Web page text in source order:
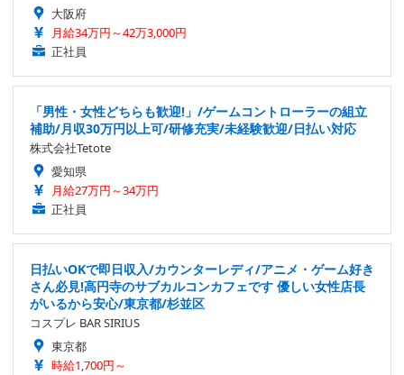
大阪府
月給34万円～42万3,000円
正社員
「男性・女性どちらも歓迎!」/ゲームコントローラーの組立
補助/月収30万円以上可/研修充実/未経験歓迎/日払い対応
株式会社Tetote
愛知県
月給27万円～34万円
正社員
日払いOKで即日収入/カウンターレディ/アニメ・ゲーム好き
さん必見!高円寺のサブカルコンカフェです 優しい女性店長
がいるから安心/東京都/杉並区
コスプレ BAR SIRIUS
東京都
時給1,700円～